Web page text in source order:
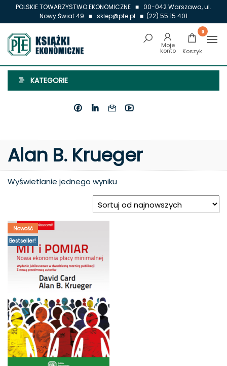
PrzejdźPOLSKIE TOWARZYSTWO EKONOMICZNE ■ 00-042 Warszawa, ul.
Nowy Świat 49 ■ sklep@pte.pl ■ (22) 55 15 401
Książki
Ekonomiczne
0
KATEGORIE
Alan B. Krueger
Wyświetlanie jednego wyniku
Bestseller!
Nowość